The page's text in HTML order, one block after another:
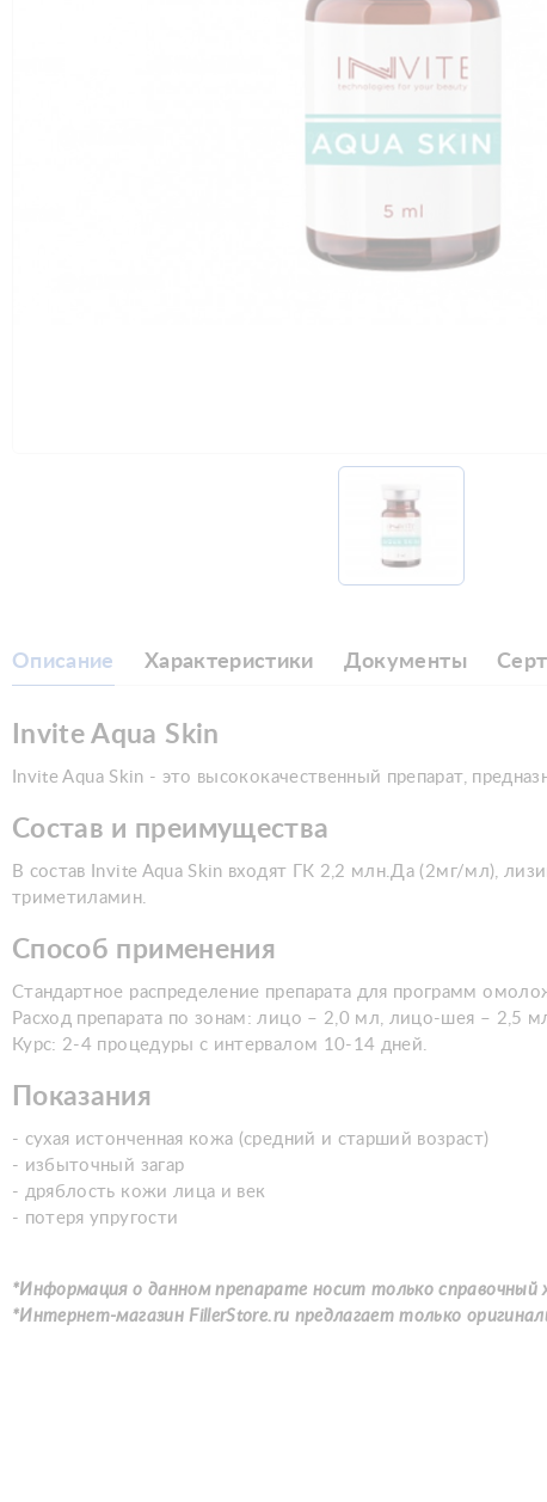
Описание Характеристики Документы
Invite Aqua Skin
Invite Aqua Skin - это высококачественный препарат,
Состав и преимущества
В состав Invite Aqua Skin входят ГК 2,2 млн.Да (2мг/мл),
триметиламин.
Способ применения
Стандартное распределение препарата для программ
Расход препарата по зонам: лицо – 2,0 мл, лицо-шея – 2,5
Курс: 2-4 процедуры с интервалом 10-14 дней.
Показания
- сухая истонченная кожа (средний и старший возраст)
- избыточный загар
- дряблость кожи лица и век
- потеря упругости
*Информация о данном препарате носит только справочный
*Интернет-магазин FillerStore.ru предлагает только